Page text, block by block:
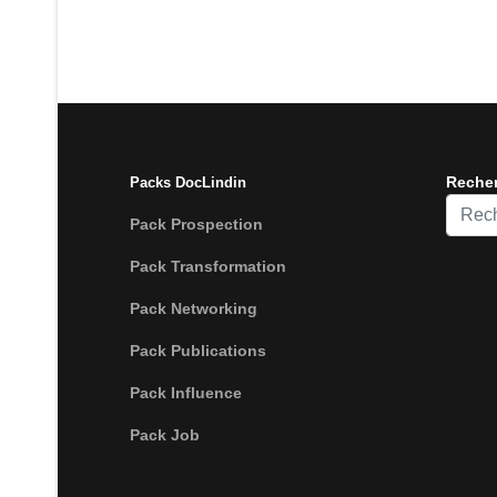
Packs DocLindin
Pack Prospection
Pack Transformation
Pack Networking
Pack Publications
Pack Influence
Pack Job